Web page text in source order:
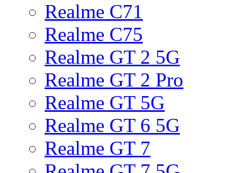
Realme C71
Realme C75
Realme GT 2 5G
Realme GT 2 Pro
Realme GT 5G
Realme GT 6 5G
Realme GT 7